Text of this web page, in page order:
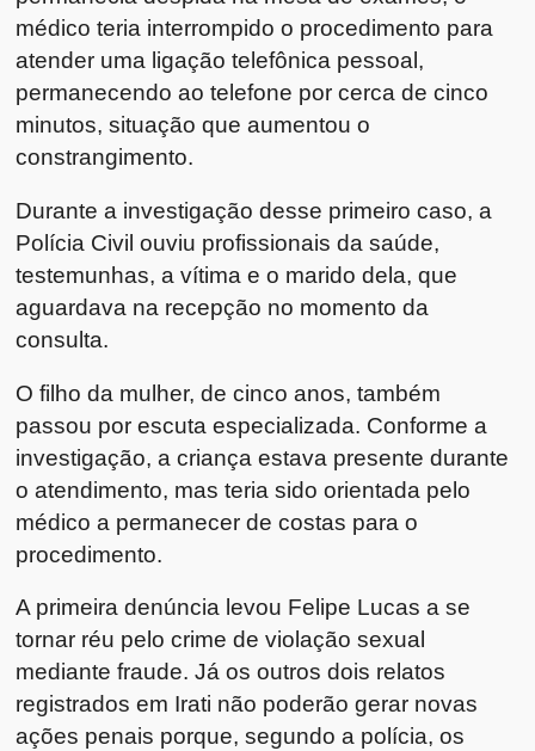
médico teria interrompido o procedimento para
atender uma ligação telefônica pessoal,
permanecendo ao telefone por cerca de cinco
minutos, situação que aumentou o
constrangimento.
Durante a investigação desse primeiro caso, a
Polícia Civil ouviu profissionais da saúde,
testemunhas, a vítima e o marido dela, que
aguardava na recepção no momento da
consulta.
O filho da mulher, de cinco anos, também
passou por escuta especializada. Conforme a
investigação, a criança estava presente durante
o atendimento, mas teria sido orientada pelo
médico a permanecer de costas para o
procedimento.
A primeira denúncia levou Felipe Lucas a se
tornar réu pelo crime de violação sexual
mediante fraude. Já os outros dois relatos
registrados em Irati não poderão gerar novas
ações penais porque, segundo a polícia, os